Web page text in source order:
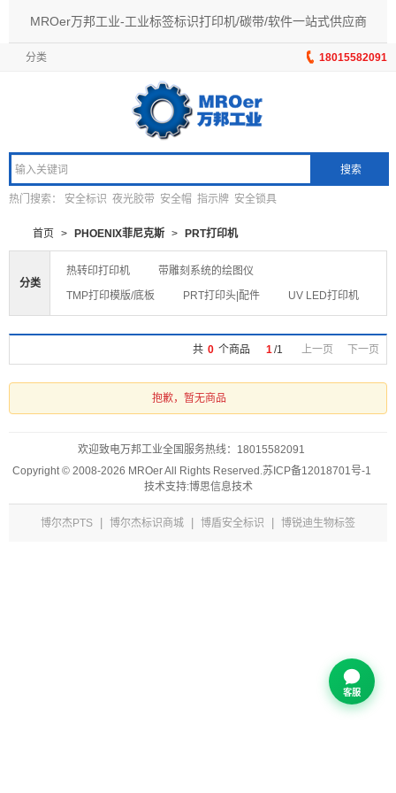
MROer万邦工业-工业标签标识打印机/碳带/软件一站式供应商
18015582091
分类
搜索
热门搜索： 安全标识 夜光胶带 安全帽 指示牌 安全锁具
首页 > PHOENIX菲尼克斯 > PRT打印机
分类
热转印打印机
带雕刻系统的绘图仪
TMP打印模版/底板
PRT打印头|配件 UV LED打印机
共 0 个商品 1 /1 上一页 下一页
抱歉，暂无商品
欢迎致电万邦工业全国服务热线： 18015582091
Copyright © 2008-2026 MROer All Rights Reserved. 苏ICP备12018701号-1
技术支持:博思信息技术
博尔杰PTS | 博尔杰标识商城 | 博盾安全标识 | 博锐迪生物标签
客服